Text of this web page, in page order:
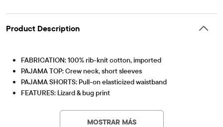
Product Description
FABRICATION: 100% rib-knit cotton, imported
PAJAMA TOP: Crew neck, short sleeves
PAJAMA SHORTS: Pull-on elasticized waistband
FEATURES: Lizard & bug print
garment is not flame resistant. Loose fitting garment is more
This product was independently tested for harmful
substances according to the strict global criteria of
MOSTRAR MÁS